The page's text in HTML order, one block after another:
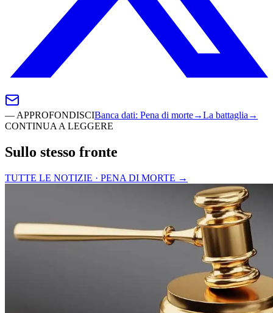
— APPROFONDISCIBanca dati: Pena di morte→La battaglia →
CONTINUA A LEGGERE
Sullo stesso fronte
TUTTE LE NOTIZIE · PENA DI MORTE →